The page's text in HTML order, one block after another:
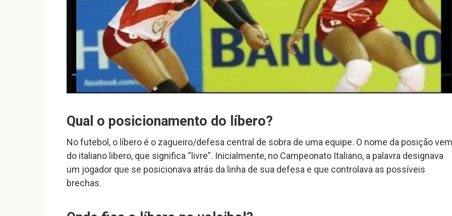
Qual o posicionamento do líbero?
No futebol, o líbero é o zagueiro/defesa central de sobra de uma equipe. O nome da posição vem
do italiano libero, que significa “livre”. Inicialmente, no Campeonato Italiano, a palavra designava
um jogador que se posicionava atrás da linha de sua defesa e que controlava as possíveis
brechas.